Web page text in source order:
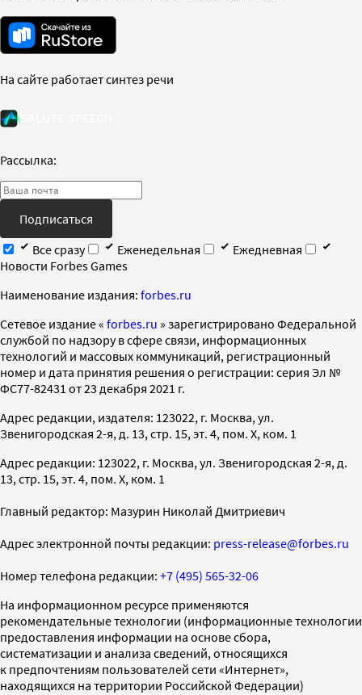
На сайте работает синтез речи
Рассылка:
Подписаться
Все сразу
Еженедельная
Ежедневная
Новости Forbes Games
Наименование издания: forbes.ru
Cетевое издание « forbes.ru » зарегистрировано Федеральной
службой по надзору в сфере связи, информационных
технологий и массовых коммуникаций, регистрационный
номер и дата принятия решения о регистрации: серия Эл №
ФС77-82431 от 23 декабря 2021 г.
Адрес редакции, издателя: 123022, г. Москва, ул.
Звенигородская 2-я, д. 13, стр. 15, эт. 4, пом. X, ком. 1
Адрес редакции: 123022, г. Москва, ул. Звенигородская 2-я, д.
13, стр. 15, эт. 4, пом. X, ком. 1
Главный редактор: Мазурин Николай Дмитриевич
Адрес электронной почты редакции: press-release@forbes.ru
Номер телефона редакции: +7 (495) 565-32-06
На информационном ресурсе применяются
рекомендательные технологии (информационные технологии
предоставления информации на основе сбора,
систематизации и анализа сведений, относящихся
к предпочтениям пользователей сети «Интернет»,
находящихся на территории Российской Федерации)